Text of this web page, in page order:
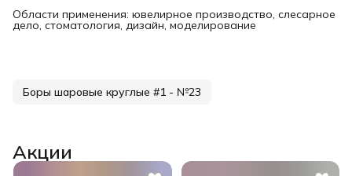
Области применения: ювелирное производство, слесарное
дело, стоматология, дизайн, моделирование
Боры шаровые круглые #1 - №23
Акции